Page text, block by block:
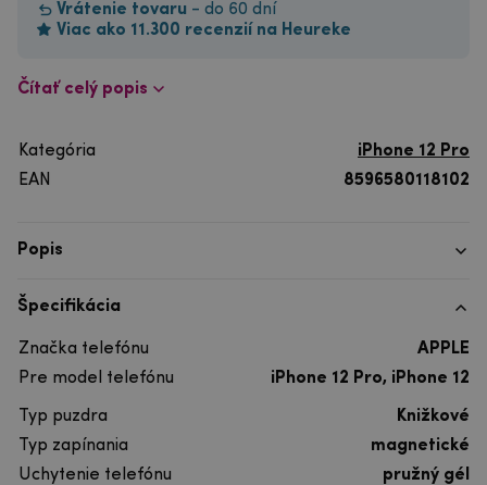
Vrátenie tovaru - do 60 dní
Viac ako 11.300 recenzií na Heureke
Čítať celý popis
Kategória
iPhone 12 Pro
EAN
8596580118102
Popis
Špecifikácia
Značka telefónu
APPLE
Pre model telefónu
iPhone 12 Pro, iPhone 12
Typ puzdra
Knižkové
Typ zapínania
magnetické
Uchytenie telefónu
pružný gél